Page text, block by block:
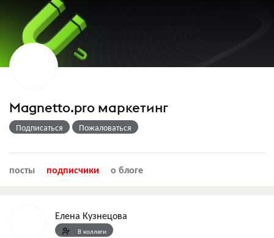
Magnetto.pro маркетинг
Подписаться Пожаловаться
посты подписчики о блоге
Елена Кузнецова
В коллеги